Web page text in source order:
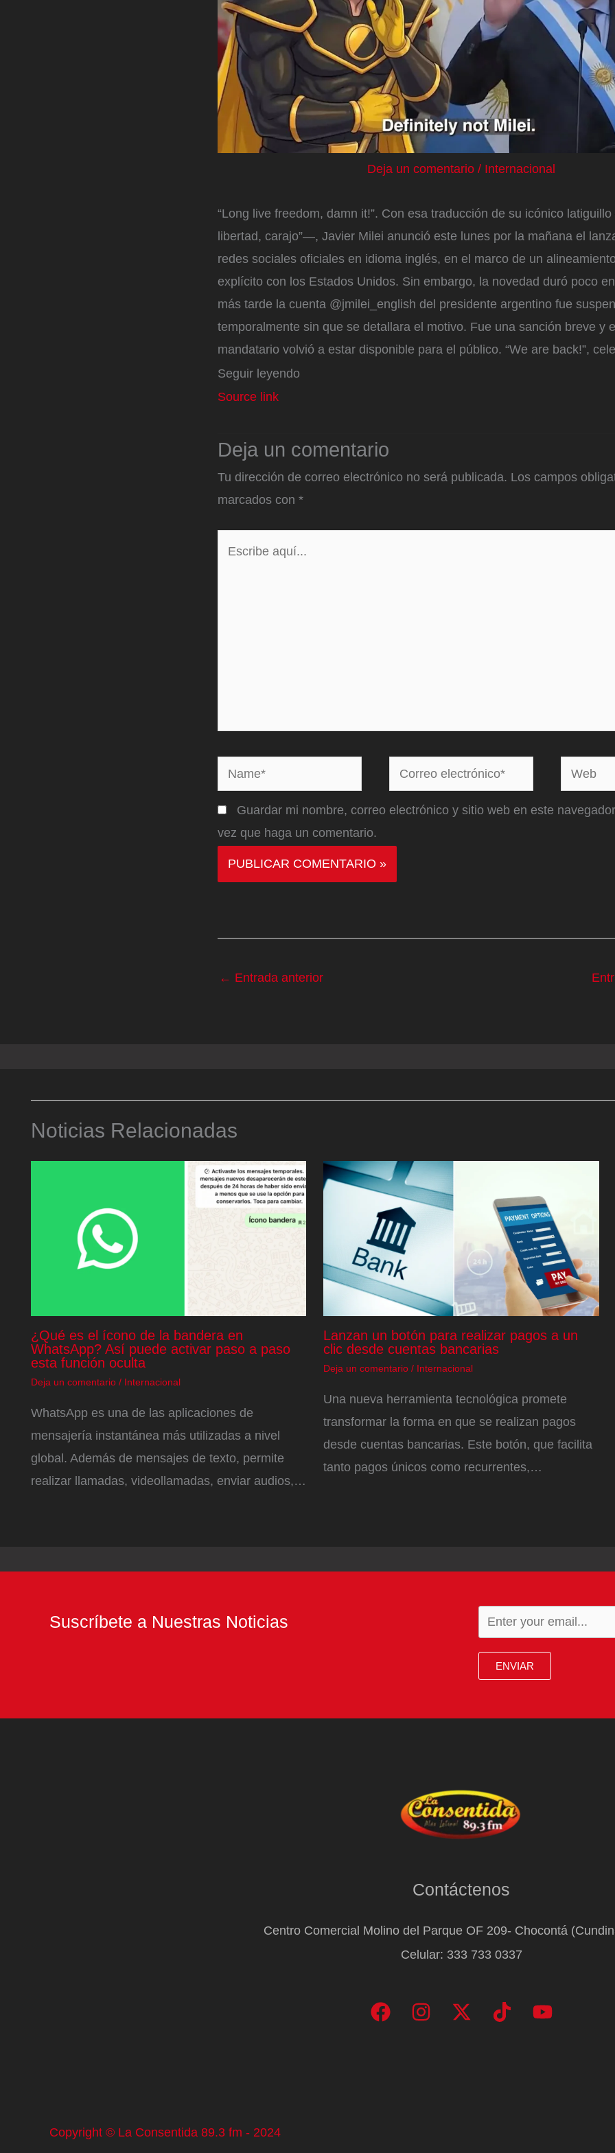
Deja un comentario / Internacional
“Long live freedom, damn it!”. Con esa traducción de su icónico
libertad, carajo”—, Javier Milei anunció este lunes por la mañana el
redes sociales oficiales en idioma inglés, en el marco de un
explícito con los Estados Unidos. Sin embargo, la novedad duró poco
más tarde la cuenta @jmilei_english del presidente argentino fue
temporalmente sin que se detallara el motivo. Fue una sanción breve y
mandatario volvió a estar disponible para el público. “We are back!”,
Seguir leyendo
Source link
Deja un comentario
Tu dirección de correo electrónico no será publicada. Los campos
marcados con *
Name*
Correo
electrónico*
Web
Guardar mi nombre, correo electrónico y sitio web en este
vez que haga un comentario.
← Entrada anterior
Noticias Relacionadas
¿Qué es el ícono de la bandera en
WhatsApp? Así puede activar paso a paso
esta función oculta
Deja un comentario / Internacional
WhatsApp es una de las aplicaciones de
mensajería instantánea más utilizadas a nivel
global. Además de mensajes de texto, permite
realizar llamadas, videollamadas, enviar audios,…
Lanzan un botón para realizar pagos a un
clic desde cuentas bancarias
Deja un comentario / Internacional
Una nueva herramienta tecnológica promete
transformar la forma en que se realizan pagos
desde cuentas bancarias. Este botón, que facilita
tanto pagos únicos como recurrentes,…
Suscríbete a Nuestras Noticias
ENVIAR
Contáctenos
Centro Comercial Molino del Parque OF 209- Chocontá
Celular: 333 733 0337
Copyright © La Consentida 89.3 fm - 2024